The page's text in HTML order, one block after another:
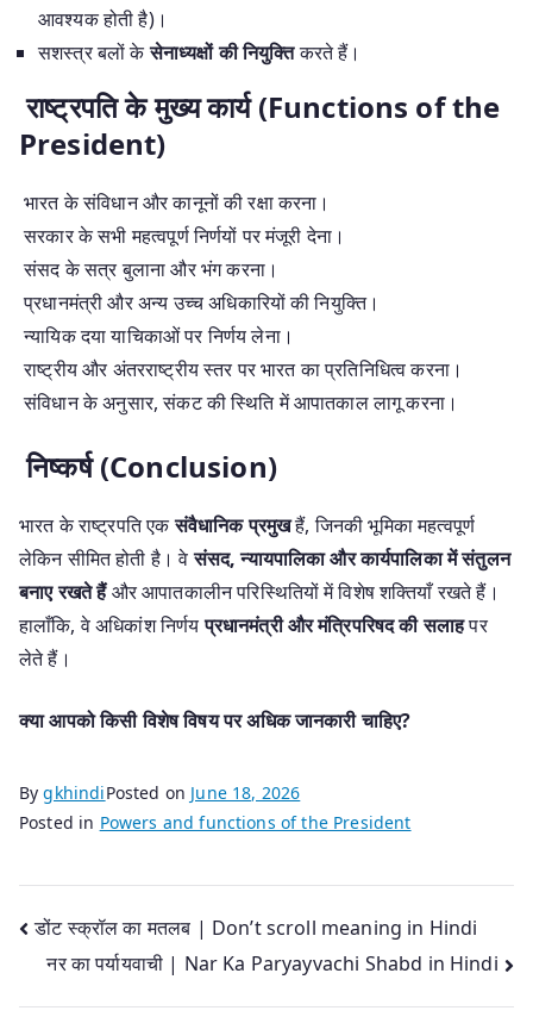
आवश्यक होती है)।
सशस्त्र बलों केसेनाध्यक्षों की नियुक्तिकरते हैं।
राष्ट्रपति के मुख्य कार्य (Functions of the
President)
भारत के संविधान और कानूनों की रक्षा करना।
सरकार के सभी महत्वपूर्ण निर्णयों पर मंजूरी देना।
संसद के सत्र बुलाना और भंग करना।
प्रधानमंत्री और अन्य उच्च अधिकारियों की नियुक्ति।
न्यायिक दया याचिकाओं पर निर्णय लेना।
राष्ट्रीय और अंतरराष्ट्रीय स्तर पर भारत का प्रतिनिधित्व करना।
संविधान के अनुसार, संकट की स्थिति में आपातकाल लागू करना।
निष्कर्ष (Conclusion)
भारत के राष्ट्रपति एकसंवैधानिक प्रमुखहैं, जिनकी भूमिका महत्वपूर्ण
लेकिन सीमित होती है। वेसंसद, न्यायपालिका और कार्यपालिका में संतुलन
बनाए रखते हैंऔर आपातकालीन परिस्थितियों में विशेष शक्तियाँ रखते हैं।
हालाँकि, वे अधिकांश निर्णयप्रधानमंत्री और मंत्रिपरिषद की सलाहपर
लेते हैं।
क्या आपको किसी विशेष विषय पर अधिक जानकारी चाहिए?
BygkhindiPosted on June 18, 2026
Posted in Powers and functions of the President
Post
navigation
डोंट स्क्रॉल का मतलब | Don’t scroll meaning in Hindi
नर का पर्यायवाची | Nar Ka Paryayvachi Shabd in Hindi